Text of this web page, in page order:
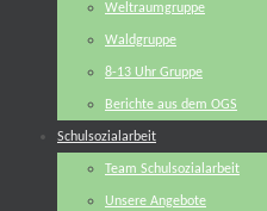
Weltraumgruppe
Waldgruppe
8-13 Uhr Gruppe
Berichte aus dem OGS
Schulsozialarbeit
Team Schulsozialarbeit
Unsere Angebote